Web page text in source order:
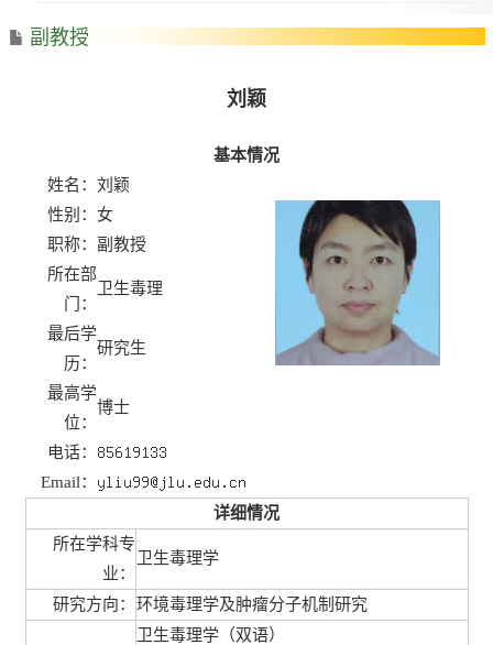
副教授
刘颖
基本情况
姓名： 刘颖
性别： 女
职称： 副教授
所在部
门：
卫生毒理
最后学
历：
研究生
最高学
位：
博士
电话：
Email：
详细情况
所在学科专
业：
卫生毒理学
研究方向： 环境毒理学及肿瘤分子机制研究
卫生毒理学（双语）